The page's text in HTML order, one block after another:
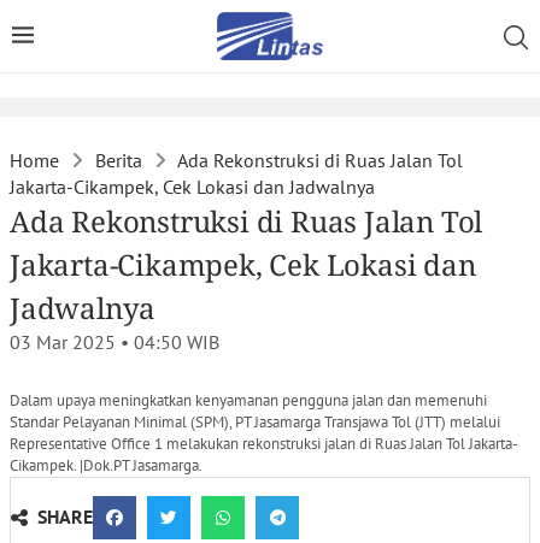
Home Berita
Ada Rekonstruksi di Ruas Jalan Tol
Jakarta-Cikampek, Cek Lokasi dan Jadwalnya
Ada Rekonstruksi di Ruas Jalan Tol
Jakarta-Cikampek, Cek Lokasi dan
Jadwalnya
03 Mar 2025 • 04:50 WIB
Dalam upaya meningkatkan kenyamanan pengguna jalan dan memenuhi
Standar Pelayanan Minimal (SPM), PT Jasamarga Transjawa Tol (JTT) melalui
Representative Office 1 melakukan rekonstruksi jalan di Ruas Jalan Tol Jakarta-
Cikampek. |Dok.PT Jasamarga.
SHARE